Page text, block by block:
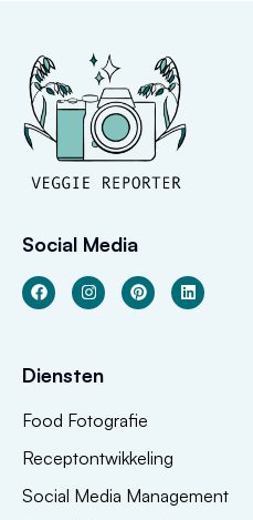
Social Media
Diensten
Food Fotografie
Receptontwikkeling
Social Media Management